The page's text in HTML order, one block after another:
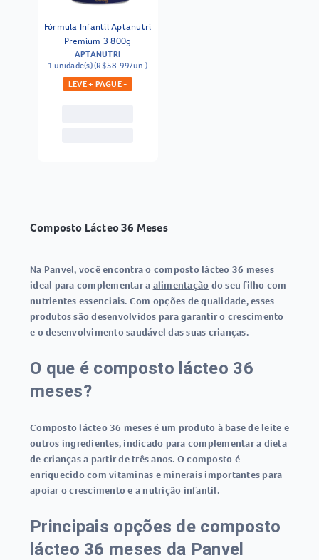
Fórmula Infantil Aptanutri
Premium 3 800g
APTANUTRI
1 unidade(s) (R$58.99/un.)
LEVE + PAGUE -
Composto Lácteo 36 Meses
Na Panvel, você encontra o composto lácteo 36 meses
ideal para complementar a alimentação do seu filho com
nutrientes essenciais. Com opções de qualidade, esses
produtos são desenvolvidos para garantir o crescimento
e o desenvolvimento saudável das suas crianças.
O que é composto lácteo 36
meses?
Composto lácteo 36 meses é um produto à base de leite e
outros ingredientes, indicado para complementar a dieta
de crianças a partir de três anos. O composto é
enriquecido com vitaminas e minerais importantes para
apoiar o crescimento e a nutrição infantil.
Principais opções de composto
lácteo 36 meses da Panvel